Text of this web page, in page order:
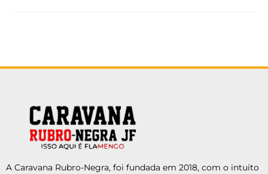
A Caravana Rubro-Negra, foi fundada em 2018, com o intuito